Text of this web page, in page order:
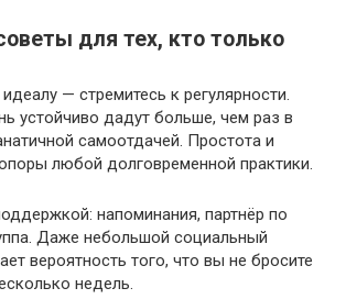
для тех, кто только
— стремитесь к регулярности.
устойчиво дадут больше, чем раз в
самоотдачей. Простота и
любой долговременной практики.
напоминания, партнёр по
Даже небольшой социальный
вероятность того, что вы не бросите
недель.